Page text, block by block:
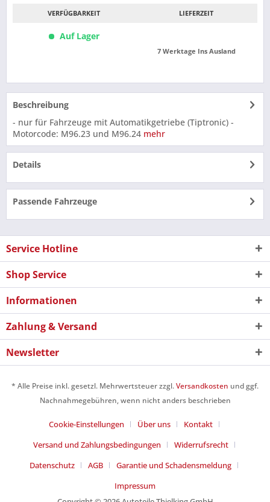
VERFÜGBARKEIT
Auf Lager
LIEFERZEIT
7 Werktage Ins Ausland
Beschreibung
- nur für Fahrzeuge mit Automatikgetriebe (Tiptronic) -
Motorcode: M96.23 und M96.24 mehr
Details
Passende Fahrzeuge
Service Hotline
Shop Service
Informationen
Zahlung & Versand
Newsletter
* Alle Preise inkl. gesetzl. Mehrwertsteuer zzgl.Versandkosten und ggf.
Nachnahmegebühren, wenn nicht anders beschrieben
Cookie-Einstellungen Über uns
Kontakt
Versand und Zahlungsbedingungen
Widerrufsrecht
Datenschutz
AGB
Garantie und Schadensmeldung
Impressum